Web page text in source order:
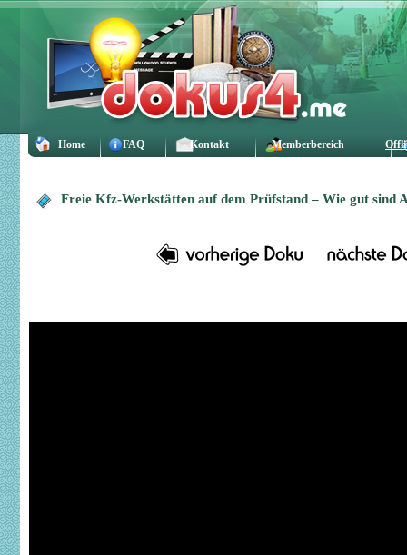
Home FAQ Kontakt Memberbereich
Freie Kfz-Werkstätten auf dem Prüfstand – Wie gut sind